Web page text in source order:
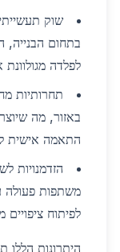
שוק
בתחום הבנייה,
לפלדה מגולוונת
תחרותיות
באזור, מה
התאמה אישית
הזדמנויות
משתפות פעולה
לפיתוח ציפויים
היתרונות הללו